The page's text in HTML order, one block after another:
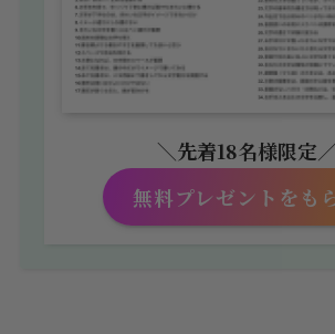
＼先着18名様限定／
無料プレゼントをも